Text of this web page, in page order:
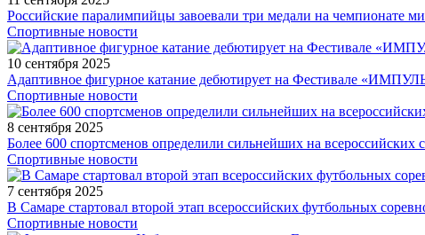
Российские паралимпийцы завоевали три медали на чемпионате
Спортивные новости
10 сентября 2025
Адаптивное фигурное катание дебютирует на Фестивале
Спортивные новости
8 сентября 2025
Более 600 спортсменов определили сильнейших на
Спортивные новости
7 сентября 2025
В Самаре стартовал второй этап всероссийских футбольных
Спортивные новости